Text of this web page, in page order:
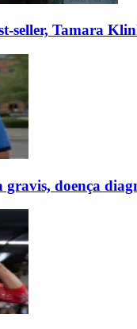
seller, Tamara
gravis, doença